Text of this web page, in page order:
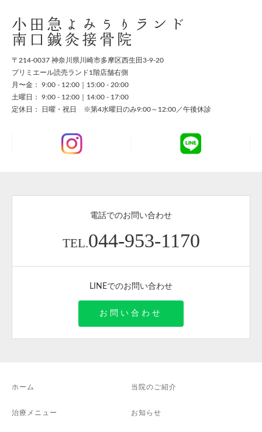
小田急よみうりランド
南口鍼灸接骨院
〒214-0037 神奈川県川崎市多摩区西生田3-9-20
プリミエール読売ランド1階店舗右側
月〜金： 9:00 - 12:00｜15:00 - 20:00
土曜日： 9:00 - 12:00｜14:00 - 17:00
定休日： 日曜・祝日 ※第4水曜日のみ9:00～12:00／午後休診
電話でのお問い合わせ
TEL.044-953-1170
LINEでのお問い合わせ
お問い合わせ
ホーム 当院のご紹介
治療メニュー お知らせ